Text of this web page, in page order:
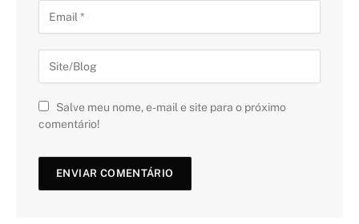
Salve meu nome, e-mail e site para o próximo
comentário!